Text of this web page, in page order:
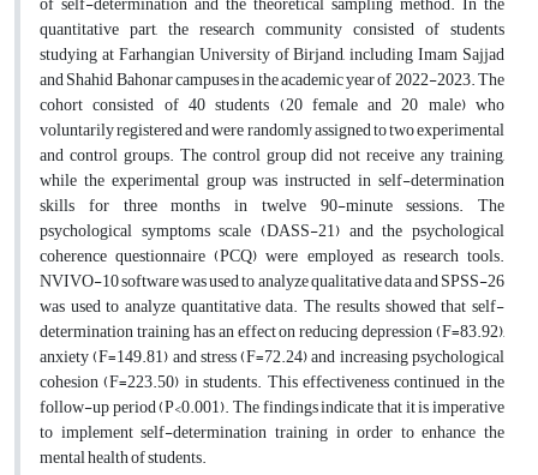
quantitative part, the research community consisted of students
studying at Farhangian University of Birjand, including Imam Sajjad
and Shahid Bahonar campuses in the academic year of 2022-2023. The
cohort consisted of 40 students (20 female and 20 male) who
voluntarily registered and were randomly assigned to two experimental
and control groups. The control group did not receive any training,
while the experimental group was instructed in self-determination
skills for three months in twelve 90-minute sessions. The
psychological symptoms scale (DASS-21) and the psychological
coherence questionnaire (PCQ) were employed as research tools.
NVIVO-10 software was used to analyze qualitative data and SPSS-26
was used to analyze quantitative data. The results showed that self-
determination training has an effect on reducing depression (F=83.92),
anxiety (F=149.81) and stress (F=72.24) and increasing psychological
cohesion (F=223.50) in students. This effectiveness continued in the
follow-up period (P<0.001). The findings indicate that it is imperative
to implement self-determination training in order to enhance the
mental health of students.